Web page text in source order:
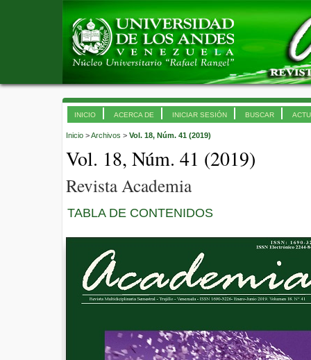
INICIO ACERCA DE INICIAR SESIÓN BUSCAR
Inicio >Archivos > Vol. 18, Núm. 41 (2019)
Vol. 18, Núm. 41 (2019)
Revista Academia
TABLA DE CONTENIDOS